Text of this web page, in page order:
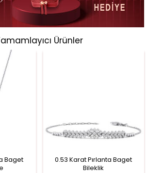
Ürünler
Baget
0.53 Karat Pırlanta Baget
Bileklik